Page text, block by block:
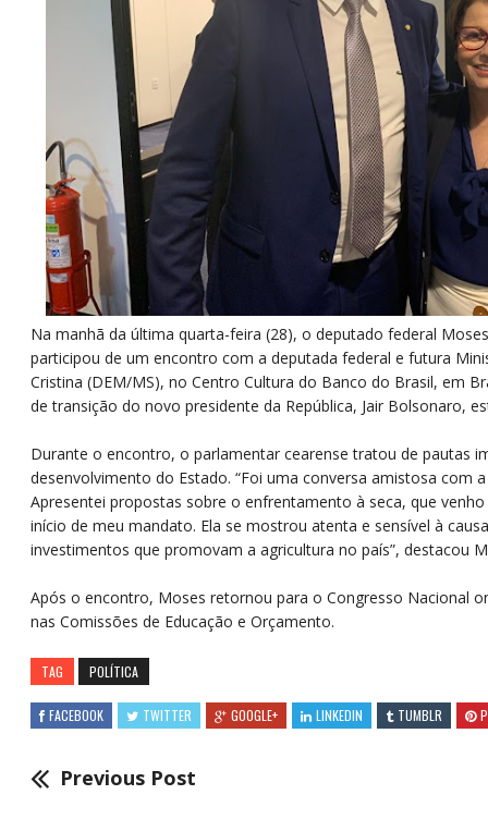
Na manhã da última quarta-feira (28), o deputado federal
participou de um encontro com a deputada federal e futura
Cristina (DEM/MS), no Centro Cultura do Banco do Brasil, em
de transição do novo presidente da República, Jair Bolsonaro,
Durante o encontro, o parlamentar cearense tratou de pautas
desenvolvimento do Estado. “Foi uma conversa amistosa com
Apresentei propostas sobre o enfrentamento à seca, que
início de meu mandato. Ela se mostrou atenta e sensível à
investimentos que promovam a agricultura no país”, destacou
Após o encontro, Moses retornou para o Congresso Nacional
nas Comissões de Educação e Orçamento.
TAG POLÍTICA
FACEBOOK TWITTER GOOGLE+ LINKEDIN TUMBLR
Previous Post